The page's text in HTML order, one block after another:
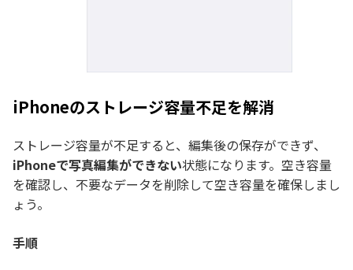
iPhoneのストレージ容量不足を解消
ストレージ容量が不足すると、編集後の保存ができず、
iPhoneで写真編集ができない状態になります。空き容量
を確認し、不要なデータを削除して空き容量を確保しまし
ょう。
手順